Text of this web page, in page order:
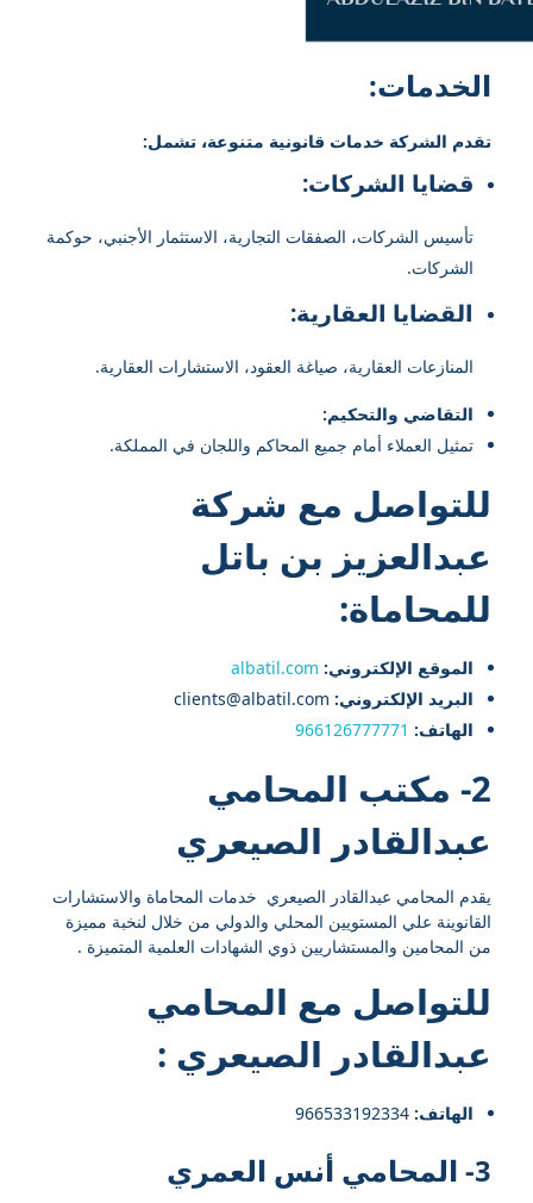
الخدمات:
تقدم الشركة خدمات قانونية متنوعة، تشمل:
قضايا الشركات:
تأسيس الشركات، الصفقات التجارية، الاستثمار الأجنبي، حوكمة
الشركات.
القضايا العقارية:
المنازعات العقارية، صياغة العقود، الاستشارات العقارية.
التقاضي والتحكيم:
تمثيل العملاء أمام جميع المحاكم واللجان في المملكة.
للتواصل مع شركة
عبدالعزيز بن باتل
للمحاماة:
الموقع الإلكتروني: albatil.com
البريد الإلكتروني:
الهاتف: 966126777771
2- مكتب المحامي
عبدالقادر الصيعري
يقدم المحامي عبدالقادر الصيعري خدمات المحاماة والاستشارات
القانوينة علي المستويين المحلي والدولي من خلال لنخبة مميزة
من المحامين والمستشاريين ذوي الشهادات العلمية المتميزة .
للتواصل مع المحامي
عبدالقادر الصيعري :
الهاتف: 966533192334⁩
3- المحامي أنس العمري